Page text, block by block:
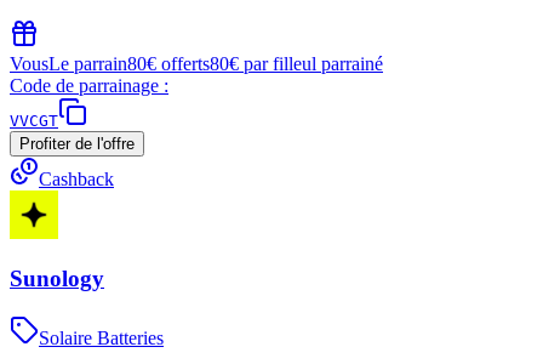
VousLe parrain80€ offerts80€ par filleul parrainé
Code de parrainage :
VVCGT
Profiter de l'offre
Cashback
Sunology
Solaire Batteries